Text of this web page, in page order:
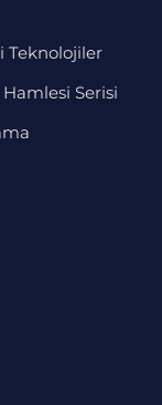
Teknolojiler
Serisi